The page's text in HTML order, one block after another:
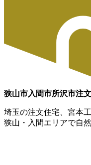
狭山市入間市所沢市注
埼玉の注文住宅、宮本
狭山・入間エリアで自